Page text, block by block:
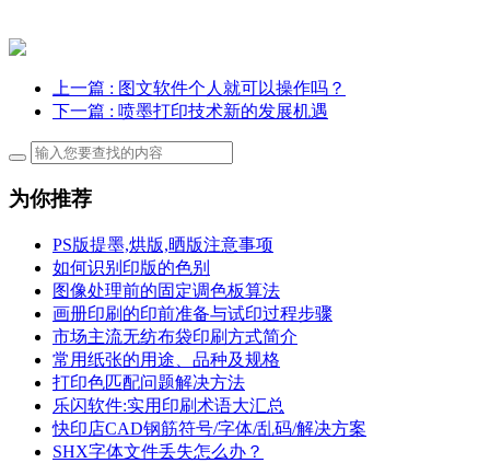
上一篇 : 图文软件个人就可以操作吗？
下一篇 : 喷墨打印技术新的发展机遇
为你推荐
PS版提墨,烘版,晒版注意事项
如何识别印版的色别
图像处理前的固定调色板算法
画册印刷的印前准备与试印过程步骤
市场主流无纺布袋印刷方式简介
常用纸张的用途、品种及规格
打印色匹配问题解决方法
乐闪软件:实用印刷术语大汇总
快印店CAD钢筋符号/字体/乱码/解决方案
SHX字体文件丢失怎么办？